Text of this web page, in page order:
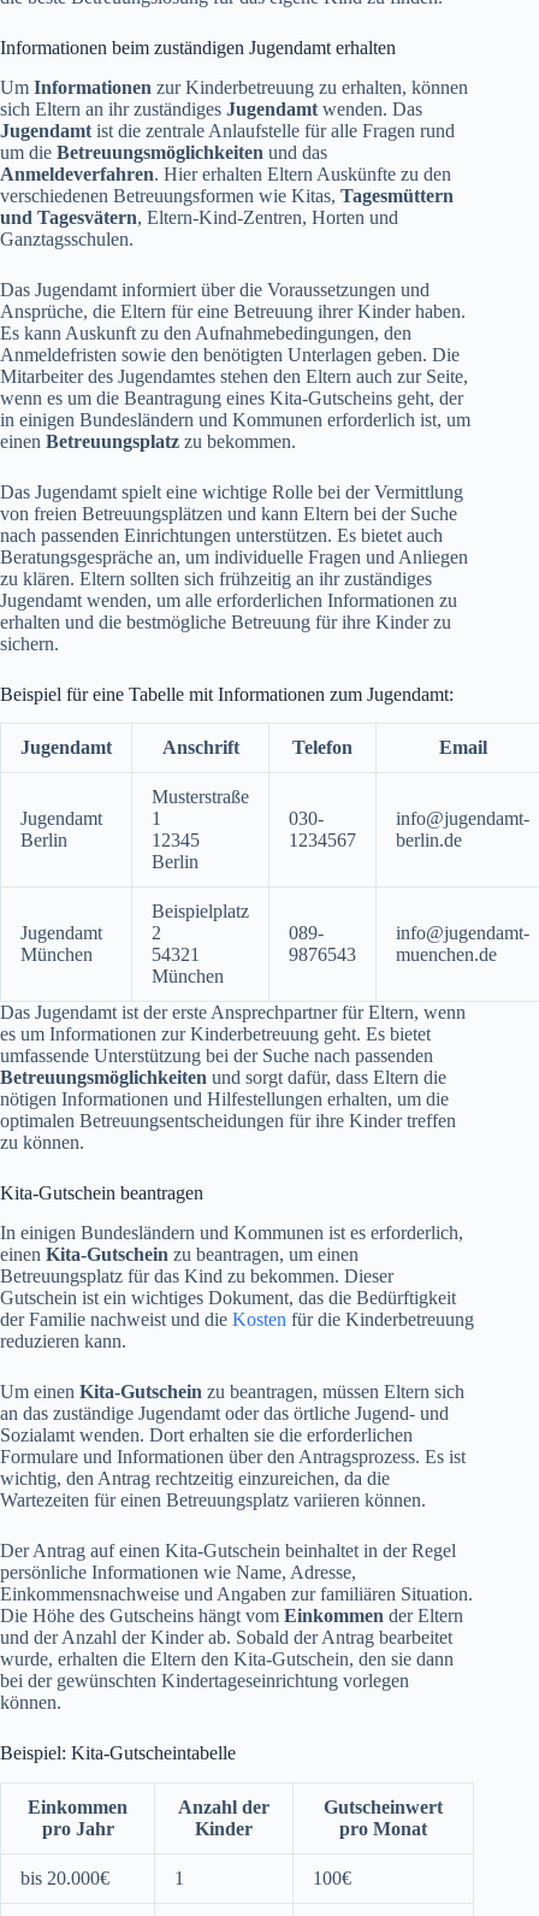
Informationen beim zuständigen Jugendamt erhalten
Um Informationen zur Kinderbetreuung zu erhalten, können
sich Eltern an ihr zuständiges Jugendamt wenden. Das
Jugendamt ist die zentrale Anlaufstelle für alle Fragen rund
um die Betreuungsmöglichkeiten und das
Anmeldeverfahren. Hier erhalten Eltern Auskünfte zu den
verschiedenen Betreuungsformen wie Kitas, Tagesmüttern
und Tagesvätern, Eltern-Kind-Zentren, Horten und
Ganztagsschulen.
Das Jugendamt informiert über die Voraussetzungen und
Ansprüche, die Eltern für eine Betreuung ihrer Kinder haben.
Es kann Auskunft zu den Aufnahmebedingungen, den
Anmeldefristen sowie den benötigten Unterlagen geben. Die
Mitarbeiter des Jugendamtes stehen den Eltern auch zur Seite,
wenn es um die Beantragung eines Kita-Gutscheins geht, der
in einigen Bundesländern und Kommunen erforderlich ist, um
einen Betreuungsplatz zu bekommen.
Das Jugendamt spielt eine wichtige Rolle bei der Vermittlung
von freien Betreuungsplätzen und kann Eltern bei der Suche
nach passenden Einrichtungen unterstützen. Es bietet auch
Beratungsgespräche an, um individuelle Fragen und Anliegen
zu klären. Eltern sollten sich frühzeitig an ihr zuständiges
Jugendamt wenden, um alle erforderlichen Informationen zu
erhalten und die bestmögliche Betreuung für ihre Kinder zu
sichern.
Beispiel für eine Tabelle mit Informationen zum Jugendamt:
Jugendamt Anschrift Telefon Email
Jugendamt
Berlin
Musterstraße
1
12345
Berlin
030-
1234567
info@jugendamt-
berlin.de
Jugendamt
München
Beispielplatz
2
54321
München
089-
9876543
info@jugendamt-
muenchen.de
Das Jugendamt ist der erste Ansprechpartner für Eltern, wenn
es um Informationen zur Kinderbetreuung geht. Es bietet
umfassende Unterstützung bei der Suche nach passenden
Betreuungsmöglichkeiten und sorgt dafür, dass Eltern die
nötigen Informationen und Hilfestellungen erhalten, um die
optimalen Betreuungsentscheidungen für ihre Kinder treffen
zu können.
Kita-Gutschein beantragen
In einigen Bundesländern und Kommunen ist es erforderlich,
einen Kita-Gutschein zu beantragen, um einen
Betreuungsplatz für das Kind zu bekommen. Dieser
Gutschein ist ein wichtiges Dokument, das die Bedürftigkeit
der Familie nachweist und die Kosten für die Kinderbetreuung
reduzieren kann.
Um einen Kita-Gutschein zu beantragen, müssen Eltern sich
an das zuständige Jugendamt oder das örtliche Jugend- und
Sozialamt wenden. Dort erhalten sie die erforderlichen
Formulare und Informationen über den Antragsprozess. Es ist
wichtig, den Antrag rechtzeitig einzureichen, da die
Wartezeiten für einen Betreuungsplatz variieren können.
Der Antrag auf einen Kita-Gutschein beinhaltet in der Regel
persönliche Informationen wie Name, Adresse,
Einkommensnachweise und Angaben zur familiären Situation.
Die Höhe des Gutscheins hängt vom Einkommen der Eltern
und der Anzahl der Kinder ab. Sobald der Antrag bearbeitet
wurde, erhalten die Eltern den Kita-Gutschein, den sie dann
bei der gewünschten Kindertageseinrichtung vorlegen
können.
Beispiel: Kita-Gutscheintabelle
Einkommen
pro Jahr
Anzahl der
Kinder
Gutscheinwert
pro Monat
bis 20.000€ 1 100€